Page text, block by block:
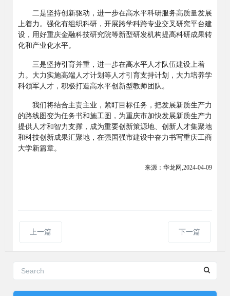
二是坚持创新驱动，进一步在高水平科研服务高质量发展
上着力。强化有组织科研，开展跨学科跨专业交叉研究平台建
设，用好重庆金融科技研究院等新型研发机构提高科研成果转
化和产业化水平。
三是坚持引育并重，进一步在高水平人才队伍建设上着
力。大力实施高端人才计划等人才引育支持计划，大力培养学
科领军人才，积极打造高水平创新型教师团队。
我们将结合主责主业，紧盯目标任务，把发展新质生产力
的路线图变为任务书和施工图，为重庆市加快发展新质生产力
提供人才和智力支撑，成为重要创新策源地、创新人才集聚地
和科技创新成果汇聚地，在强国强市建设中奋力书写重庆工商
大学新篇章。
来源：华龙网 ,2024-04-09
上一篇 下一篇